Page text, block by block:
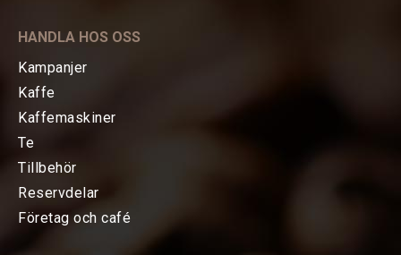
TE
KAFFEMASKINER
Baristatillbehör
HANDLA HOS OSS
Kampanjer
Kaffe
Kaffemaskiner
Te
Tillbehör
Reservdelar
Företag och café